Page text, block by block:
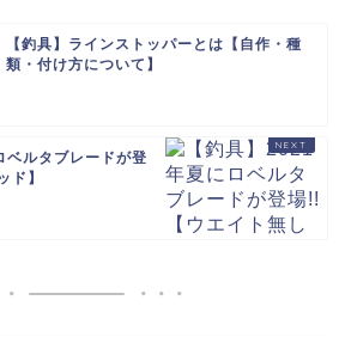
【釣具】ラインストッパーとは【自作・種
類・付け方について】
ベルタブレードが登
ド】